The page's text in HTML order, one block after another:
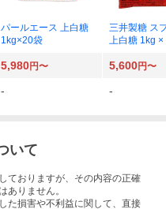
パールエース 上白糖
1kg×20袋
三井製糖 ス
上白糖 1kg ×
5,980円〜 5,600円〜
- -
いて
ておりますが、その内容の正確
ありません。
た損害や不利益に関して、直接